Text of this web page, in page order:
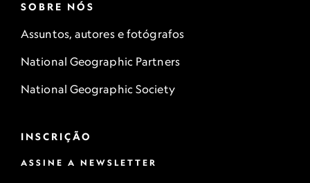
SOBRE NÓS
Assuntos, autores e fotógrafos
National Geographic Partners
National Geographic Society
INSCRIÇÃO
ASSINE A NEWSLETTER